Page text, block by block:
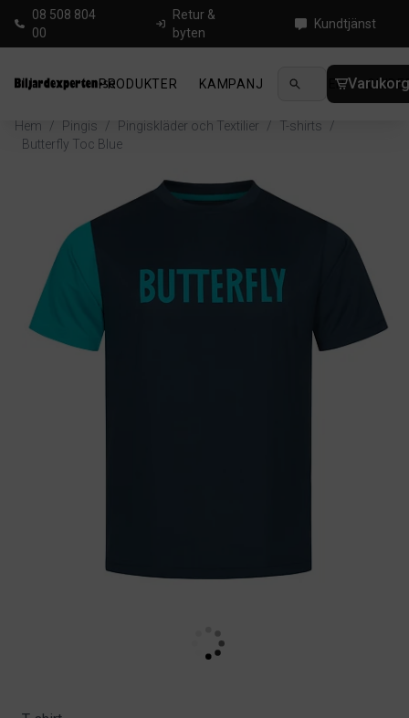
08 508 804
00
Retur &
byten
Kundtjänst
PRODUKTER KAMPANJ NYHETER
Hem / Pingis / Pingiskläder och Textilier / T-shirts
/
Butterfly Toc Blue